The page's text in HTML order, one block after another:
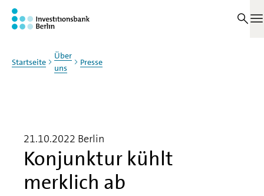
Zum Haupinhalt springen
Startseite
Über
uns
Presse
Konjunktur kühlt
merklich ab
21.10.2022 Berlin